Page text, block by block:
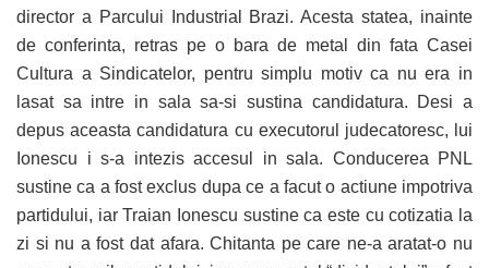
director a Parcului Industrial Brazi. Acesta statea, inainte
de conferinta, retras pe o bara de metal din fata Casei
Cultura a Sindicatelor, pentru simplu motiv ca nu era in
lasat sa intre in sala sa-si sustina candidatura. Desi a
depus aceasta candidatura cu executorul judecatoresc, lui
Ionescu i s-a intezis accesul in sala. Conducerea PNL
sustine ca a fost exclus dupa ce a facut o actiune impotriva
partidului, iar Traian Ionescu sustine ca este cu cotizatia la
zi si nu a fost dat afara. Chitanta pe care ne-a aratat-o nu